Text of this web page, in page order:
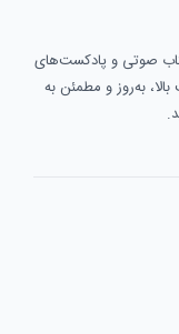
صوتی و پادکست‌های
به‌روز و مطمئن به